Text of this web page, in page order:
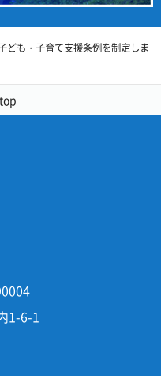
ども・子育て支援条例を制定しま
1-6-1